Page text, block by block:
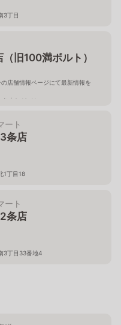
3丁目
旧100満ボルト）
店舗情報ページにて最新情報を
条南2-10-11
ート
条店
1丁目18
ート
条店
3丁目33番地4